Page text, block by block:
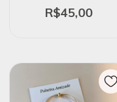
R$45,00